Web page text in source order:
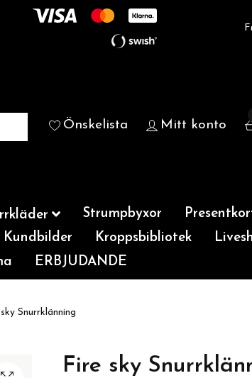
Önskelista Mitt konto
Strumpbyxor
Kundbilder Kroppsbibliotek
ERBJUDANDE
Snurrklänning
Fire sky